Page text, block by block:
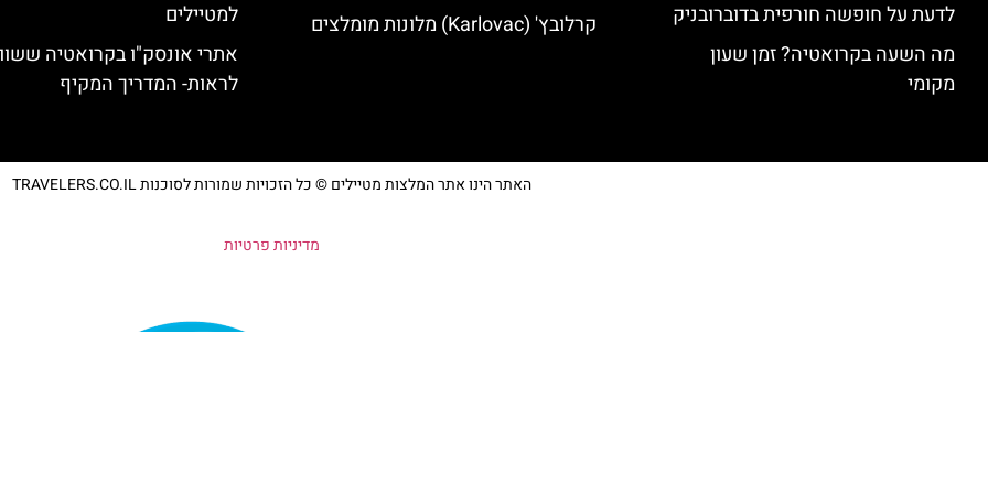
לדעת על חופשה חורפית בדוברובניק
מה השעה בקרואטיה? זמן שעון
מקומי
קרלובץ' (Karlovac) מלונות מומלצים
למטיילים
אתרי אונסק"ו בקרואטיה
לראות- המדריך המקיף
האתר הינו אתר המלצות מטיילים © כל הזכויות שמורות לסוכנות TRAVELERS.CO.IL
מדיניות פרטיות